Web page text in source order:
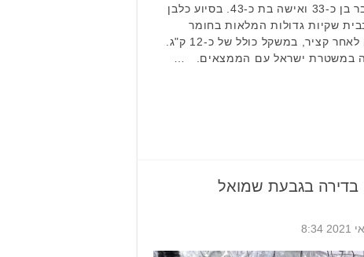
מונוסון ועצרו זוג חשודים, גבר בן כ-33 ואישה בת כ-43. בסיוע כלבן
שקיות גדולות המלאות בחומר
החשוד כסם מסוג מריחואנה לאחר קציר, במשקל כולל של כ-12 ק"ג.
במשטרת ישראל עם הממצאים. …
בגבעת שמואל